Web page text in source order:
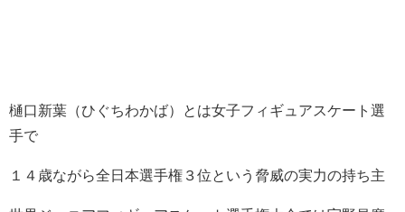
樋口新葉（ひぐちわかば）とは女子フィギュアスケート選
手で
１４歳ながら全日本選手権３位という脅威の実力の持ち主